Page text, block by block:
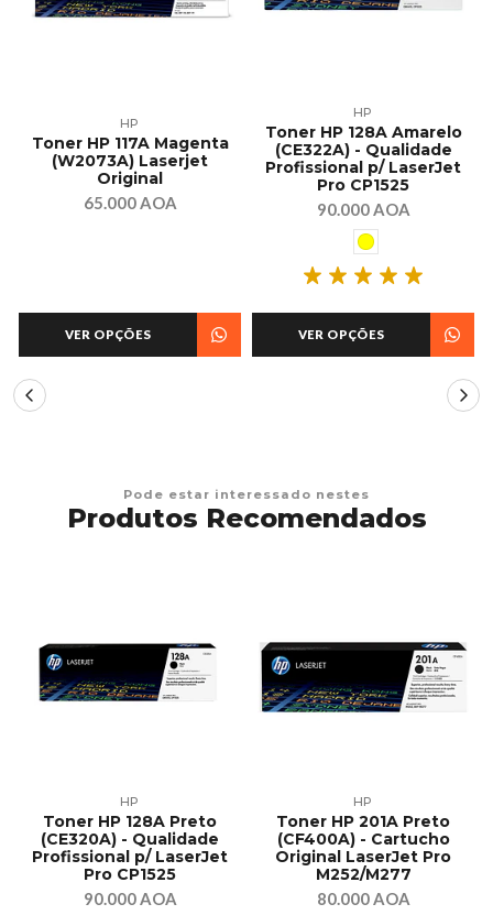
HP
Toner HP 117A Magenta
(W2073A) Laserjet
Original
65.000 AOA
VER OPÇÕES
HP
Toner HP 128A Amarelo
(CE322A) - Qualidade
Profissional p/ LaserJet
Pro CP1525
90.000 AOA
VER OPÇÕES
Pode estar interessado nestes
Produtos Recomendados
HP
Toner HP 128A Preto
(CE320A) - Qualidade
Profissional p/ LaserJet
Pro CP1525
90.000 AOA
HP
Toner HP 201A Preto
(CF400A) - Cartucho
Original LaserJet Pro
M252/M277
80.000 AOA